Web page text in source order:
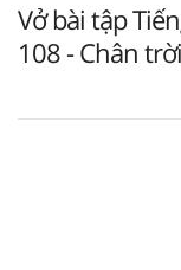
Vở bài tập
108 - Chân